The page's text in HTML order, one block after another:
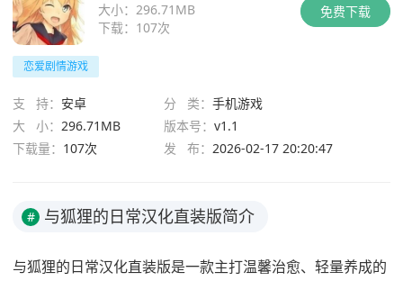
免费下载
大小： 296.71MB
下载： 107次
恋爱剧情游戏
支 持： 安卓 分 类： 手机游戏
大 小： 296.71MB 版本号： v1.1
下载量： 107次 发 布： 2026-02-17 20:20:47
# 与狐狸的日常汉化直装版简介
与狐狸的日常汉化直装版是一款主打温馨治愈、轻量养成的